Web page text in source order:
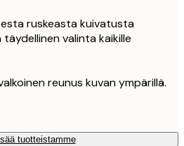
ruskeasta kuivatusta
valinta kaikille
reunus kuvan ympärillä.
tuotteistamme